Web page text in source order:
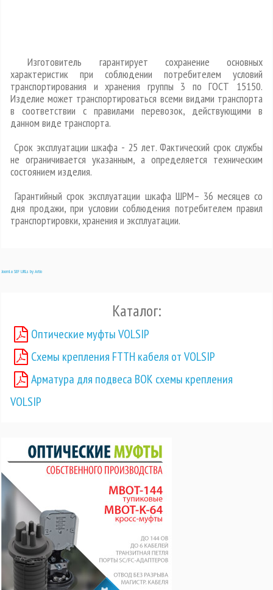
Изготовитель гарантирует сохранение основных
характеристик при соблюдении потребителем условий
транспортирования и хранения группы 3 по ГОСТ 15150.
Изделие может транспортироваться всеми видами транспорта
в соответствии с правилами перевозок, действующими в
данном виде транспорта.
Срок эксплуатации шкафа - 25 лет. Фактический срок службы
не ограничивается указанным, а определяется техническим
состоянием изделия.
Гарантийный срок эксплуатации шкафа ШРМ– 36 месяцев со
дня продажи, при условии соблюдения потребителем правил
транспортировки, хранения и эксплуатации.
Joomla SEF URLs by Artio
Каталог:
Оптические муфты VOLSIP
Схемы крепления FTTH кабеля от VOLSIP
Арматура для подвеса ВОК схемы крепления
VOLSIP